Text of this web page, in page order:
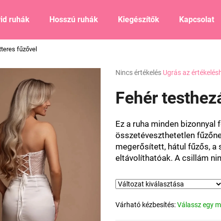
ruhák Hosszú ruhák Kiegészítők Kapcsolat
fűzővel
A
átlagos
értékelése
0,0
csillag.
Nincs értékelés Ugrás az
Fehér
Ez a ruha minden
összetéveszthetetlen
megerősített, hátul fűzős, a
eltávolíthatóak. A csillám
Várható kézbesítés:Válassz egy
KERESÉS
Ajánljuk